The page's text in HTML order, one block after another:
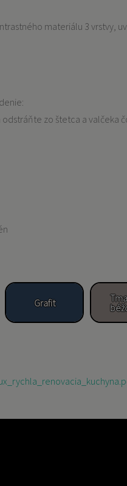
materiálu 3 vrstvy,
zo štetca a valčeka
Grafit